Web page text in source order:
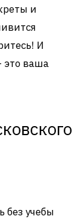
и
И
это ваша
без учебы